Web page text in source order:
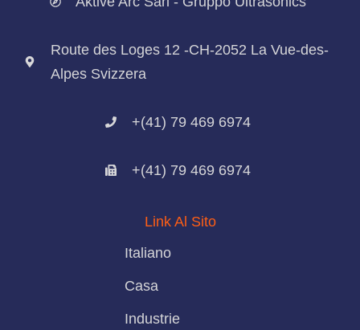
Route des Loges 12 -CH-2052 La Vue-des-
Alpes Svizzera
+(41) 79 469 6974
+(41) 79 469 6974
Link Al Sito
Italiano
Casa
Industrie